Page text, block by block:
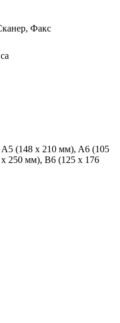
Факс
(148 x 210 мм), A6 (105
250 мм), B6 (125 x 176